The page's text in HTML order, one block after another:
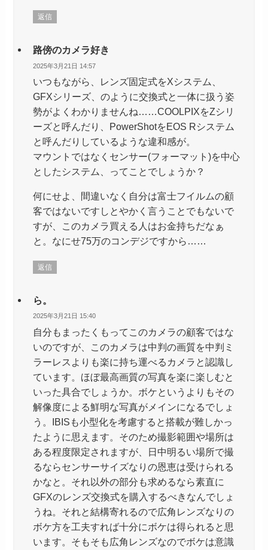
返信
路傍のカメラ好き
2025年3月21日 14:57
いつもながら、レンズ固定式をXシステム、
GFXシリーズ、のように交換式と一体に扱う姿
勢がよくわかりませんね……COOLPIXをZシリ
ーズと呼んだり、PowerShotをEOS Rシステム
と呼んだりしているような違和感が。
マウントではなくセンサー(フォーマット)を中心
としたシステム、ってことでしょうか？
何にせよ、間違いなく自分は富士フイルムの顧
客ではないですしとやかく言うことでもないで
すが、このカメラ買える人はお金持ちだなぁ
と。なにせ75万のコンデジですから……
返信
ら。
2025年3月21日 15:40
自分もまったくもってこのカメラの顧客ではな
いのですが、このカメラは中判の画質を中判ミ
ラーレスよりも楽に持ち運べるカメラと認識し
ています。ほぼ最高画質の写真を楽に楽しむと
いった具合でしょうか。ボケというよりもその
解像度による鮮明な写真がメインになるでしょ
う。IBISも小型化を考慮すると搭載が難しかっ
たように思えます。そのため撮影範囲や場所は
ある程度限定されますが、日中明るい場所で撮
るならセンサーサイズなりの恩恵は受けられる
かなと。それ以外の部分も求めるなら素直に
GFXのレンズ交換式を購入するべきなんでしょ
うね。それと結構寄れるので広角レンズなりの
ボケ方を工夫すれば十分にボケは得られると思
います。そもそも広角レンズなのでボケは意識